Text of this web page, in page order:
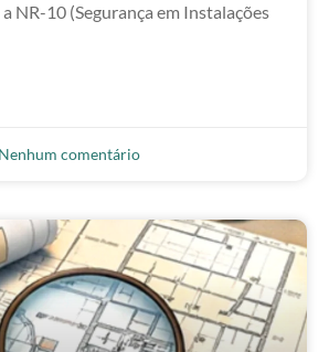
NR-10 (Segurança em Instalações
Nenhum comentário